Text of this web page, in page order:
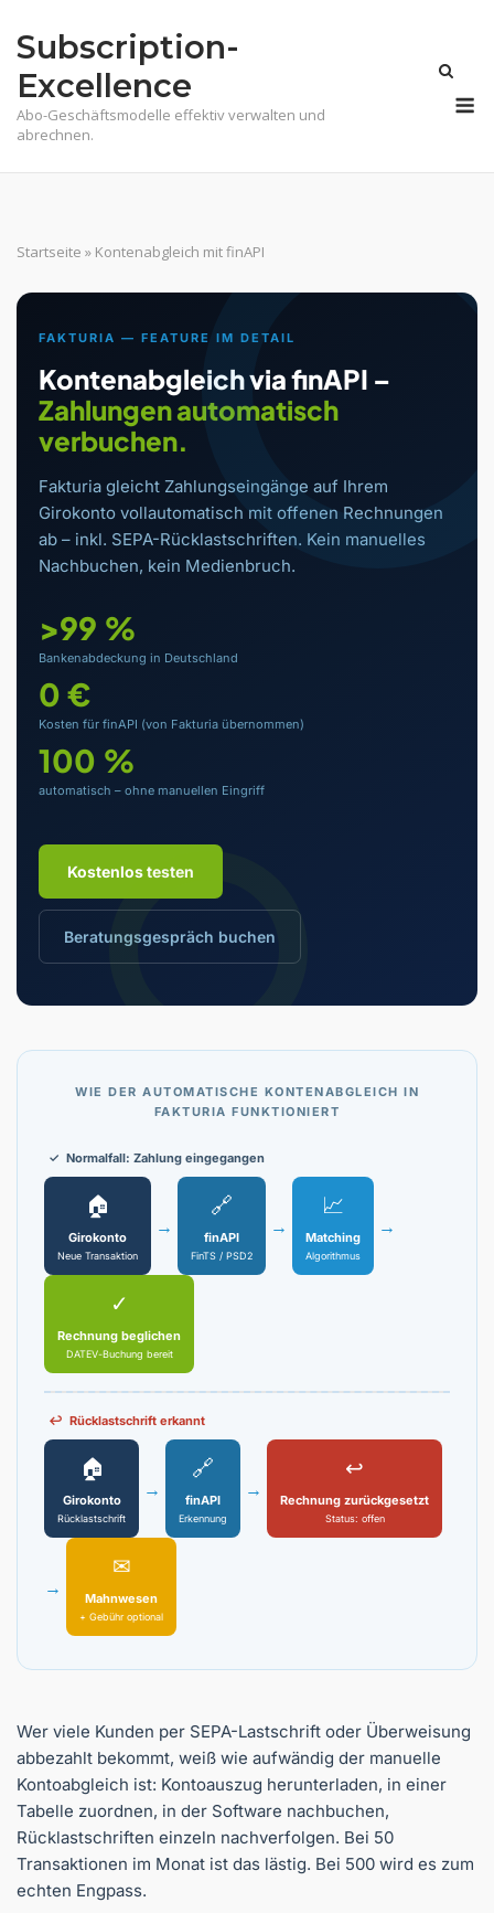
Subscription-
Excellence
Abo-Geschäftsmodelle effektiv verwalten und
abrechnen.
Startseite » Kontenabgleich mit finAPI
FAKTURIA — FEATURE IM DETAIL
Kontenabgleich via finAPI –
Zahlungen automatisch
verbuchen.
Fakturia gleicht Zahlungseingänge auf Ihrem
Girokonto vollautomatisch mit offenen Rechnungen
ab – inkl. SEPA-Rücklastschriften. Kein manuelles
Nachbuchen, kein Medienbruch.
>99 %
Bankenabdeckung in Deutschland
0 €
Kosten für finAPI (von Fakturia übernommen)
100 %
automatisch – ohne manuellen Eingriff
Kostenlos testen
Beratungsgespräch buchen
WIE DER AUTOMATISCHE KONTENABGLEICH IN
FAKTURIA FUNKTIONIERT
✓ Normalfall: Zahlung eingegangen
🏠
Girokonto
Neue Transaktion
→
🔗
finAPI
FinTS / PSD2
→
📈
Matching
Algorithmus
→
✓
Rechnung beglichen
DATEV-Buchung bereit
↩ Rücklastschrift erkannt
🏠
Girokonto
Rücklastschrift
→
🔗
finAPI
Erkennung
→
↩
Rechnung zurückgesetzt
Status: offen
→
✉
Mahnwesen
+ Gebühr optional
Wer viele Kunden per SEPA-Lastschrift oder Überweisung
abbezahlt bekommt, weiß wie aufwändig der manuelle
Kontoabgleich ist: Kontoauszug herunterladen, in einer
Tabelle zuordnen, in der Software nachbuchen,
Rücklastschriften einzeln nachverfolgen. Bei 50
Transaktionen im Monat ist das lästig. Bei 500 wird es zum
echten Engpass.